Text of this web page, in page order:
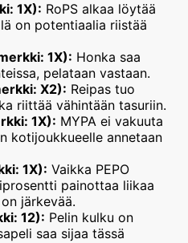
1X): RoPS alkaa löytää
on potentiaalia riistää
1X): Honka saa
pelataan vastaan.
X2): Reipas tuo
riittää vähintään tasuriin.
1X): MYPA ei vakuuta
kotijoukkueelle annetaan
1X): Vaikka PEPO
painottaa liikaa
järkevää.
12): Pelin kulku on
saa sijaa tässä